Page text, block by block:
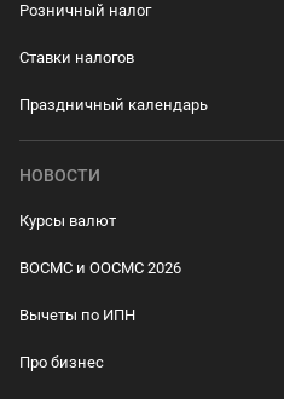
Розничный налог
Ставки налогов
Праздничный календарь
НОВОСТИ
Курсы валют
ВОСМС и ООСМС 2026
Вычеты по ИПН
Про бизнес